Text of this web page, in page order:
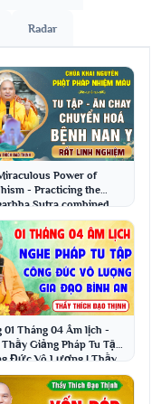
Radar
Power of
- Practicing the
Sutra combined
peppermi...
01 Tháng 04 Âm lịch -
Thầy Giảng Pháp Tu Tập
Đức Vô Lượng | Thầy
Đạo Thịnh